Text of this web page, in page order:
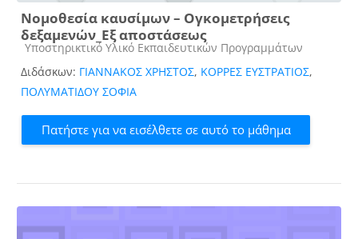
Νομοθεσία καυσίμων – Ογκομετρήσεις
δεξαμενών_Εξ αποστάσεως
Κατηγορία μαθήματος
Υποστηρικτικό Υλικό Εκπαιδευτικών Προγραμμάτων
Διδάσκων: ΓΙΑΝΝΑΚΟΣ ΧΡΗΣΤΟΣ, ΚΟΡΡΕΣ ΕΥΣΤΡΑΤΙΟΣ,
ΠΟΛΥΜΑΤΙΔΟΥ ΣΟΦΙΑ
Πατήστε για να εισέλθετε σε αυτό το μάθημα